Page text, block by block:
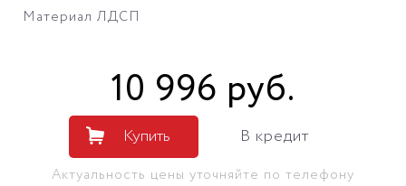
Материал ЛДСП
10 996 руб.
Купить В кредит
Актуальность цены уточняйте по телефону